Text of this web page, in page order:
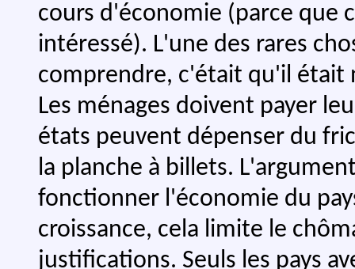
cours d'économie (parce que
intéressé). L'une des rares
comprendre, c'était qu'il était
Les ménages doivent payer
états peuvent dépenser du
la planche à billets.
fonctionner l'économie du
croissance, cela limite le
justifications. Seuls les pays